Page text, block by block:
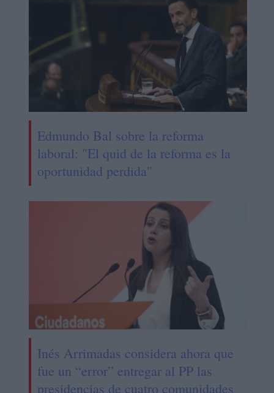
Edmundo Bal sobre la reforma
laboral: "El quid de la reforma es la
oportunidad perdida"
Inés Arrimadas considera ahora que
fue un “error” entregar al PP las
presidencias de cuatro comunidades